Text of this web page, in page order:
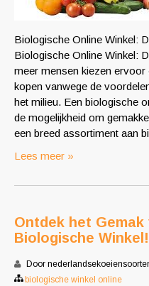
Biologische Online Winkel:
Biologische Online Winkel:
meer mensen kiezen
kopen vanwege de
het milieu. Een biologische
de mogelijkheid om
een breed assortiment aan
Lees meer »
Ontdek het
Biologische Winkel!
Door
biologische winkel online